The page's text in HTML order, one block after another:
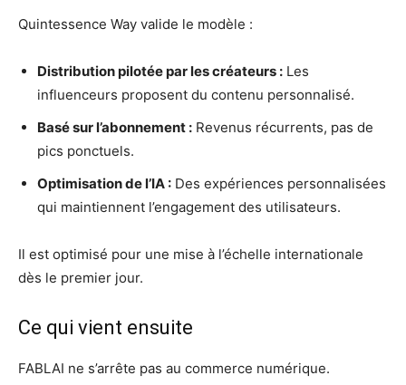
Quintessence Way valide le modèle :
Distribution pilotée par les créateurs : Les
influenceurs proposent du contenu personnalisé.
Basé sur l’abonnement : Revenus récurrents, pas de
pics ponctuels.
Optimisation de l’IA : Des expériences personnalisées
qui maintiennent l’engagement des utilisateurs.
Il est optimisé pour une mise à l’échelle internationale
dès le premier jour.
Ce qui vient ensuite
FABLAI ne s’arrête pas au commerce numérique.